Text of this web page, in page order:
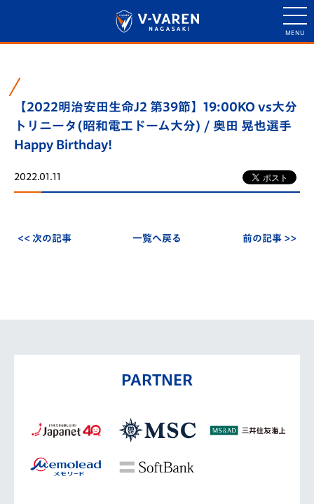
【2022明治安田生命J2 第39節】19:00KO vs大分
トリニータ(昭和電工ドーム大分) / 奥田 晃也選手
Happy Birthday!
2022.01.11
<< 次の記事 一覧へ戻る 前の記事 >>
PARTNER